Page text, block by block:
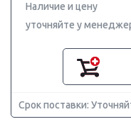
Наличие и цену
уточняйте у
Срок поставки: